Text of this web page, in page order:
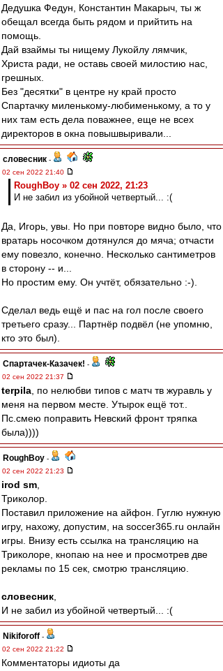
Дедушка Федун, Константин Макарыч, ты ж
обещал всегда быть рядом и прийтить на
помощь.
Дай взаймы ты нищему Лукойлу лямчик,
Христа ради, не оставь своей милостию нас,
грешных.
Без "десятки" в центре ну край просто
Спартачку миленькому-любименькому, а то у
них там есть дела поважнее, еще не всех
директоров в окна повышвыривали...
словесник -
02 сен 2022 21:40
RoughBoy » 02 сен 2022, 21:23
И не забил из убойной четвертый... :(
Да, Игорь, увы. Но при повторе видно было, что
вратарь носочком дотянулся до мяча; отчасти
ему повезло, конечно. Несколько сантиметров
в сторону -- и...
Но простим ему. Он учтёт, обязательно :-).
Сделал ведь ещё и пас на гол после своего
третьего сразу... Партнёр подвёл (не упомню,
кто это был).
Спартачек-Казачек! -
02 сен 2022 21:37
terpila , по нелюбви типов с матч тв журавль у
меня на первом месте. Утырок ещё тот..
Пс.смею поправить Невский фронт тряпка
была))))
RoughBoy -
02 сен 2022 21:23
irod sm
Триколор.
Поставил приложение на айфон. Гуглю нужную
игру, нахожу, допустим, на soccer365.ru онлайн
игры. Внизу есть ссылка на трансляцию на
Триколоре, кнопаю на нее и просмотрев две
рекламы по 15 сек, смотрю трансляцию.
словесник
И не забил из убойной четвертый... :(
Nikiforoff -
02 сен 2022 21:22
Комментаторы идиоты да